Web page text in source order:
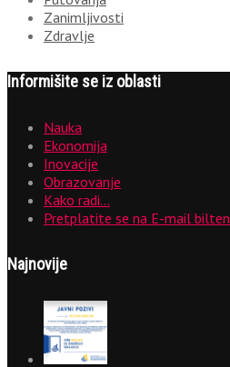
Zanimljivosti
Zdravlje
Informišite se iz oblasti
Nauka
Ekonomija
Inovacije
Obrazovanje
Kako radi…
Pretplatite se na E-mail bilten
Najnovije